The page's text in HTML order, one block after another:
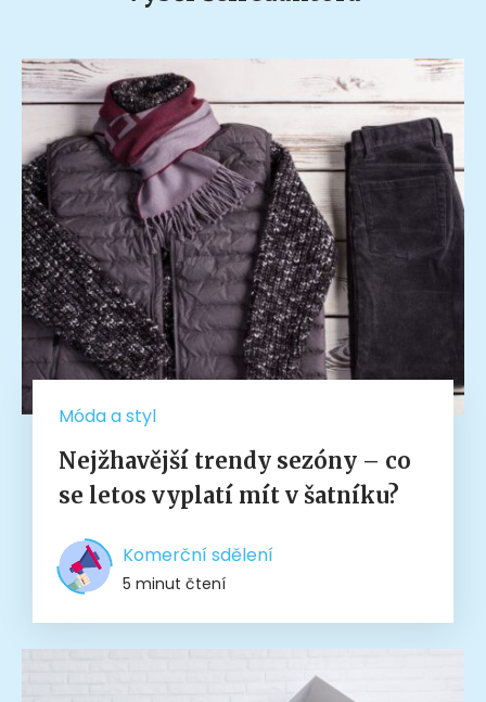
Móda a styl
Nejžhavější trendy sezóny – co
se letos vyplatí mít v šatníku?
Komerční sdělení
5 minut čtení